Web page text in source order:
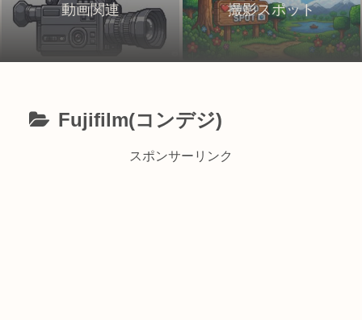
動画関連 撮影スポット
Fujifilm(コンデジ)
スポンサーリンク